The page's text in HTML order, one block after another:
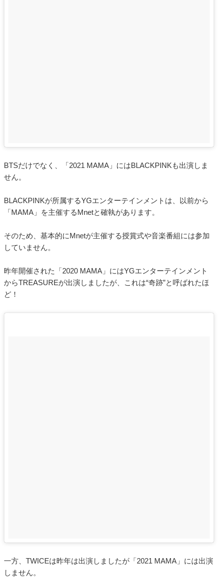
BTSだけでなく、「2021 MAMA」にはBLACKPINKも出演しま
せん。
BLACKPINKが所属するYGエンターテインメントは、以前から
「MAMA」を主催するMnetと確執があります。
そのため、基本的にMnetが主催する授賞式や音楽番組には参加
していません。
昨年開催された「2020 MAMA」にはYGエンターテインメント
からTREASUREが出演しましたが、これは“奇跡”と呼ばれたほ
ど！
一方、TWICEは昨年は出演しましたが「2021 MAMA」には出演
しません。